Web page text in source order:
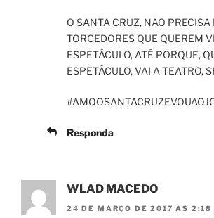
O SANTA CRUZ, NAO PRECISA
TORCEDORES QUE QUEREM
ESPETÁCULO, ATÉ PORQUE,
ESPETÁCULO, VAI A TEATRO,
Responda
WLAD MACEDO
24 DE MARÇO DE 2017 ÀS 2:18